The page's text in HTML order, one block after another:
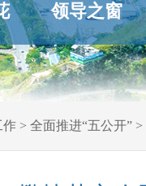
领导之窗
作 > 全面推进“五公开” >